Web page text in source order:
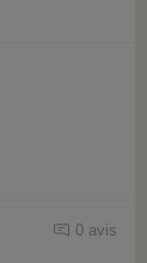
0 avis